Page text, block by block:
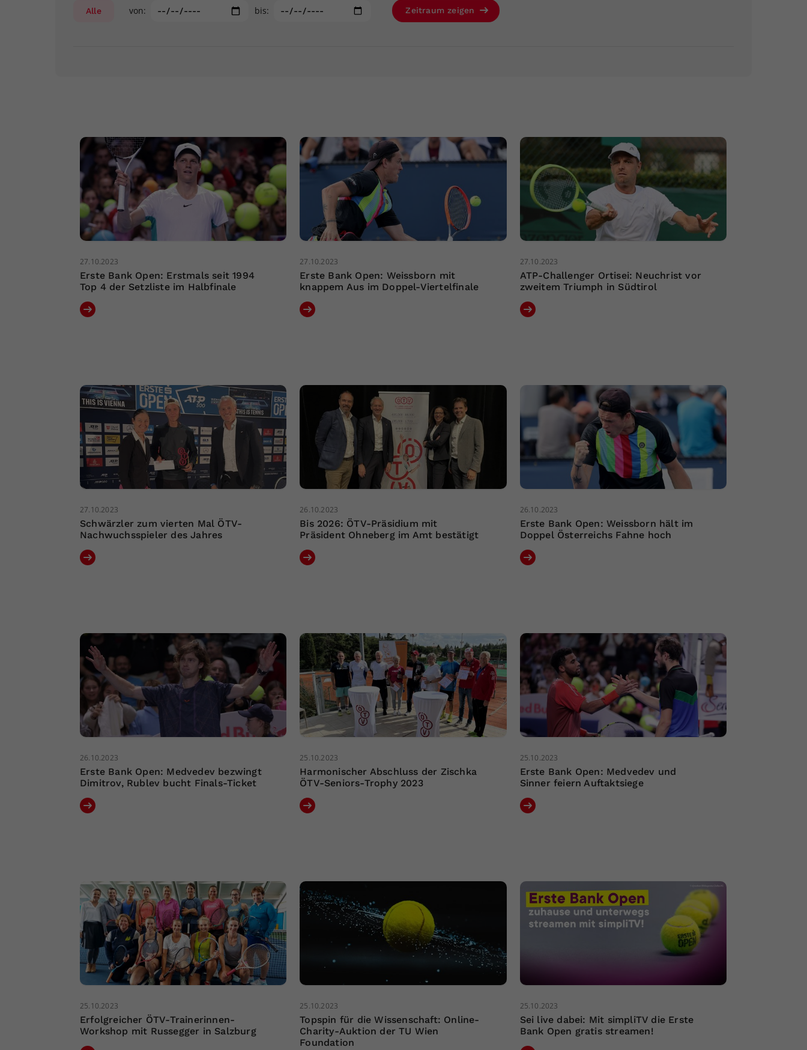
Alle von: bis: Zeitraum zeigen
27.10.2023
Erste Bank Open: Erstmals seit 1994
Top 4 der Setzliste im Halbfinale
27.10.2023
Erste Bank Open: Weissborn mit
knappem Aus im Doppel-Viertelfinale
27.10.2023
ATP-Challenger Ortisei: Neuchrist vor
zweitem Triumph in Südtirol
27.10.2023
Schwärzler zum vierten Mal ÖTV-
Nachwuchsspieler des Jahres
26.10.2023
Bis 2026: ÖTV-Präsidium mit
Präsident Ohneberg im Amt bestätigt
26.10.2023
Erste Bank Open: Weissborn hält im
Doppel Österreichs Fahne hoch
26.10.2023
Erste Bank Open: Medvedev bezwingt
Dimitrov, Rublev bucht Finals-Ticket
25.10.2023
Harmonischer Abschluss der Zischka
ÖTV-Seniors-Trophy 2023
25.10.2023
Erste Bank Open: Medvedev und
Sinner feiern Auftaktsiege
25.10.2023
Erfolgreicher ÖTV-Trainerinnen-
Workshop mit Russegger in Salzburg
25.10.2023
Topspin für die Wissenschaft: Online-
Charity-Auktion der TU Wien
Foundation
25.10.2023
Sei live dabei: Mit simpliTV die Erste
Bank Open gratis streamen!
Ihrer vorgenommen Einstellungen, falls der